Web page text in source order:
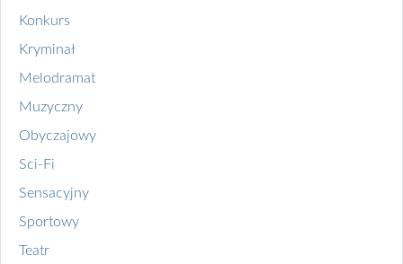
Konkurs
Kryminał
Melodramat
Muzyczny
Obyczajowy
Sci-Fi
Sensacyjny
Sportowy
Teatr